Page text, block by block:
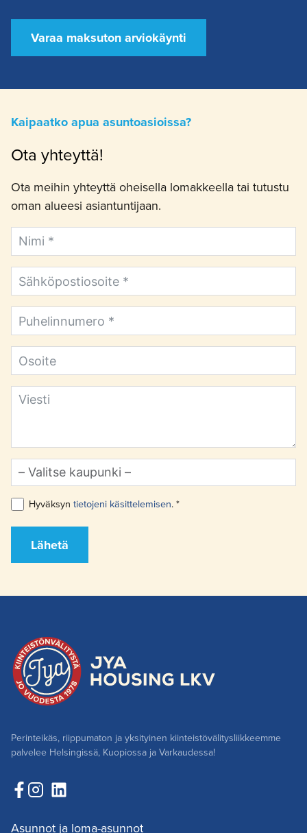
Varaa maksuton arviokäynti
Kaipaatko apua asuntoasioissa?
Ota yhteyttä!
Ota meihin yhteyttä oheisella lomakkeella tai tutustu
oman alueesi asiantuntijaan.
Hyväksyn tietojeni käsittelemisen. *
Lähetä
Perinteikäs, riippumaton ja yksityinen kiinteistövälitysliikkeemme
palvelee Helsingissä, Kuopiossa ja Varkaudessa!
Asunnot ja loma-asunnot